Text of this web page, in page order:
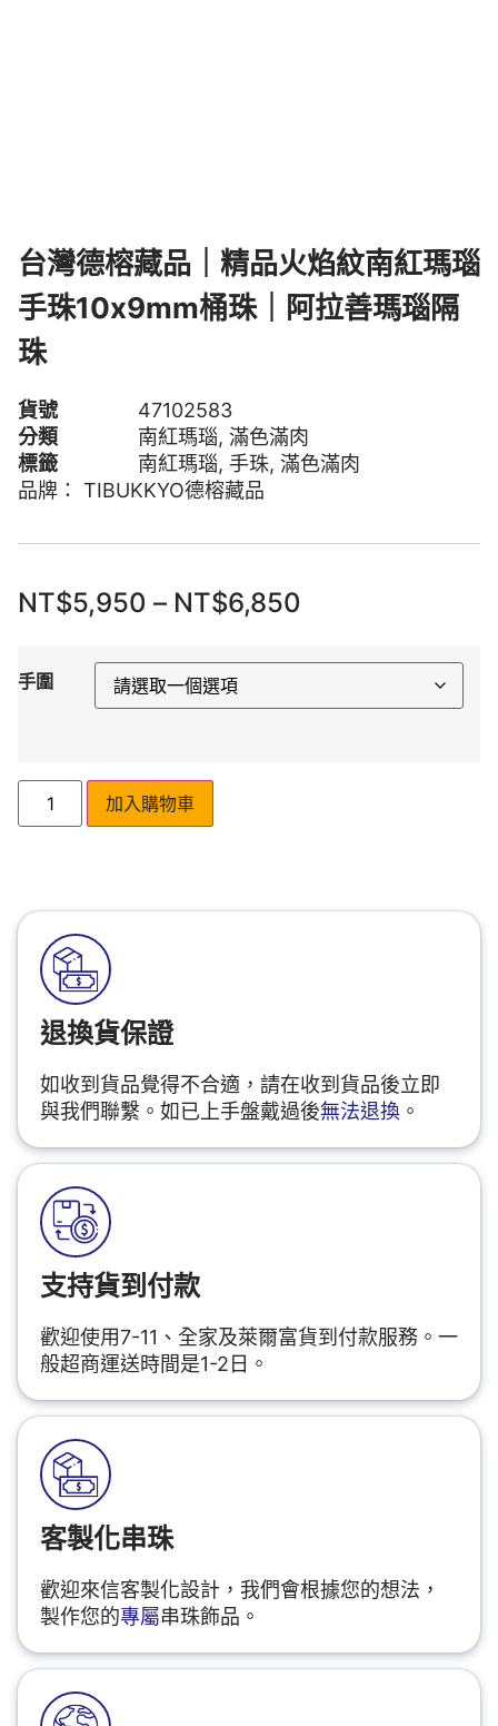
台灣德榕藏品｜精品火焰紋南紅瑪瑙
手珠10x9mm桶珠｜阿拉善瑪瑙隔
珠
貨號
47102583
分類
南紅瑪瑙, 滿色滿肉
標籤
南紅瑪瑙, 手珠, 滿色滿肉
品牌： TIBUKKYO德榕藏品
NT$5,950 – NT$6,850
手圍
加入購物車
退換貨保證
如收到貨品覺得不合適，請在收到貨品後立即
與我們聯繫。如已上手盤戴過後無法退換 。
支持貨到付款
歡迎使用7-11、全家及萊爾富貨到付款服務。一
般超商運送時間是1-2日。
客製化串珠
歡迎來信客製化設計，我們會根據您的想法，
製作您的專屬串珠飾品。